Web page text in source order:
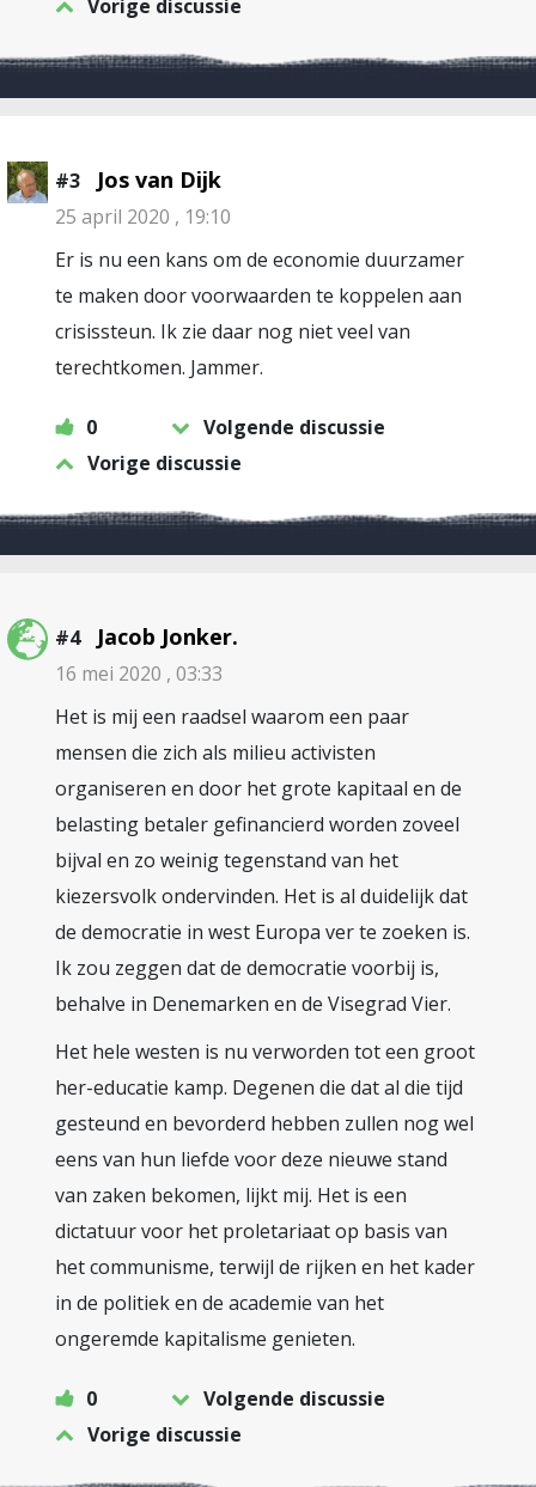
Vorige discussie
#3 Jos van Dijk
25 april 2020 , 19:10
Er is nu een kans om de economie duurzamer
te maken door voorwaarden te koppelen aan
crisissteun. Ik zie daar nog niet veel van
terechtkomen. Jammer.
0
Volgende discussie
Vorige discussie
#4 Jacob Jonker.
16 mei 2020 , 03:33
Het is mij een raadsel waarom een paar
mensen die zich als milieu activisten
organiseren en door het grote kapitaal en de
belasting betaler gefinancierd worden zoveel
bijval en zo weinig tegenstand van het
kiezersvolk ondervinden. Het is al duidelijk dat
de democratie in west Europa ver te zoeken is.
Ik zou zeggen dat de democratie voorbij is,
behalve in Denemarken en de Visegrad Vier.
Het hele westen is nu verworden tot een groot
her-educatie kamp. Degenen die dat al die tijd
gesteund en bevorderd hebben zullen nog wel
eens van hun liefde voor deze nieuwe stand
van zaken bekomen, lijkt mij. Het is een
dictatuur voor het proletariaat op basis van
het communisme, terwijl de rijken en het kader
in de politiek en de academie van het
ongeremde kapitalisme genieten.
0
Volgende discussie
Vorige discussie